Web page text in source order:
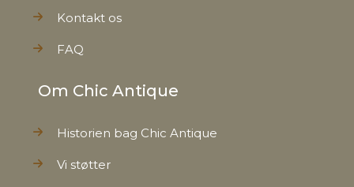
Kontakt os
FAQ
Om Chic Antique
Historien bag Chic Antique
Vi støtter